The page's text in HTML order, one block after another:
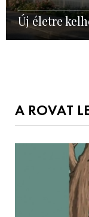
Új életre
A ROVAT